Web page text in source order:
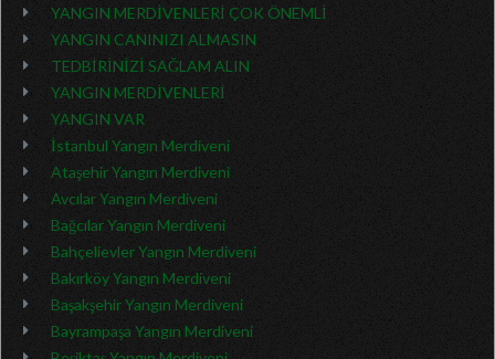
YANGIN MERDİVENLERİ ÇOK ÖNEMLİ
YANGIN CANINIZI ALMASIN
TEDBİRİNİZİ SAĞLAM ALIN
YANGIN MERDİVENLERİ
YANGIN VAR
İstanbul Yangın Merdiveni
Ataşehir Yangın Merdiveni
Avcılar Yangın Merdiveni
Bağcılar Yangın Merdiveni
Bahçelievler Yangın Merdiveni
Bakırköy Yangın Merdiveni
Başakşehir Yangın Merdiveni
Bayrampaşa Yangın Merdiveni